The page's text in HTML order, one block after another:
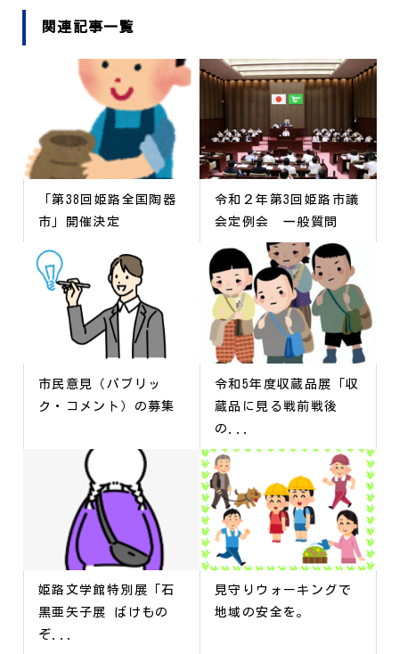
関連記事一覧
「第38回姫路全国陶器
市」開催決定
令和２年第3回姫路市議
会定例会 一般質問
市民意見（パブリッ
ク・コメント）の募集
令和5年度収蔵品展「収
蔵品に見る戦前戦後
の...
姫路文学館特別展「石
黒亜矢子展 ばけもの
ぞ...
見守りウォーキングで
地域の安全を。